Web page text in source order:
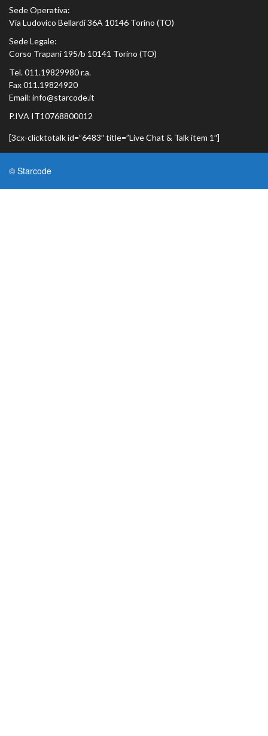
Sede Operativa:
Via Ludovico Bellardi 36A 10146 Torino (TO)
Sede Legale:
Corso Trapani 195/b 10141 Torino (TO)
Tel. 011.19829980 r.a.
Fax 011.19824920
Email: info@starcode.it
P.IVA IT10768800012
[3cx-clicktotalk id=”6483″ title=”Live Chat & Talk item 1″]
© Starcode